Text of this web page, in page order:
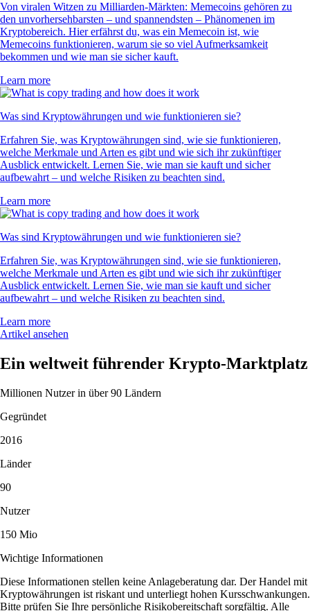
Von viralen Witzen zu Milliarden-Märkten: Memecoins gehören zu
den unvorhersehbarsten – und spannendsten – Phänomenen im
Kryptobereich. Hier erfährst du, was ein Memecoin ist, wie
Memecoins funktionieren, warum sie so viel Aufmerksamkeit
bekommen und wie man sie sicher kauft.
Learn more
Was sind Kryptowährungen und wie funktionieren sie?
Erfahren Sie, was Kryptowährungen sind, wie sie funktionieren,
welche Merkmale und Arten es gibt und wie sich ihr zukünftiger
Ausblick entwickelt. Lernen Sie, wie man sie kauft und sicher
aufbewahrt – und welche Risiken zu beachten sind.
Learn more
Was sind Kryptowährungen und wie funktionieren sie?
Erfahren Sie, was Kryptowährungen sind, wie sie funktionieren,
welche Merkmale und Arten es gibt und wie sich ihr zukünftiger
Ausblick entwickelt. Lernen Sie, wie man sie kauft und sicher
aufbewahrt – und welche Risiken zu beachten sind.
Learn more
Artikel ansehen
Ein weltweit führender Krypto-Marktplatz
Millionen Nutzer in über 90 Ländern
Gegründet
2016
Länder
90
Nutzer
150 Mio
Wichtige Informationen
Diese Informationen stellen keine Anlageberatung dar. Der Handel mit
Kryptowährungen ist riskant und unterliegt hohen Kursschwankungen.
Bitte prüfen Sie Ihre persönliche Risikobereitschaft sorgfältig. Alle